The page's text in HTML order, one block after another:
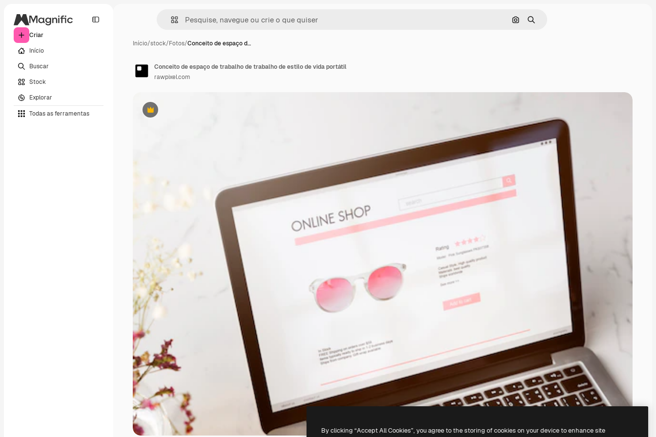
Criar
Início
Buscar
Stock
Explorar
Todas as ferramentas
Pesquisar por imagem
Buscar
Início/stock/Fotos/Conceito de espaço d…
Premium
Conceito de espaço de trabalho de trabalho de estilo de vida portátil
rawpixel.com
By clicking “Accept All Cookies”, you agree to the storing of cookies on your device to enhance site